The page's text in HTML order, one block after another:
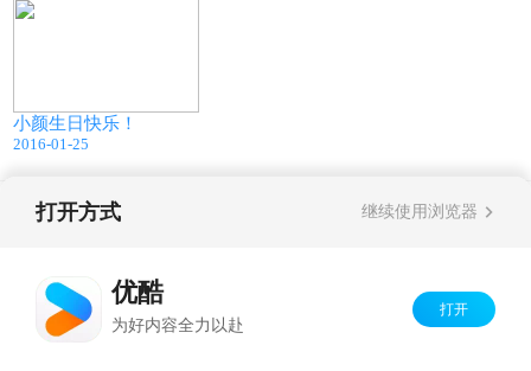
小颜生日快乐！
2016-01-25
版权所有
打开方式 继续使用浏览器
优酷
为好内容全力以赴
打开